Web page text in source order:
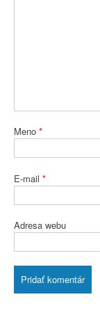
Meno *
E-mail *
Adresa webu